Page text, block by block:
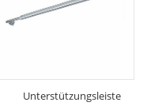
Unterstützungsleiste